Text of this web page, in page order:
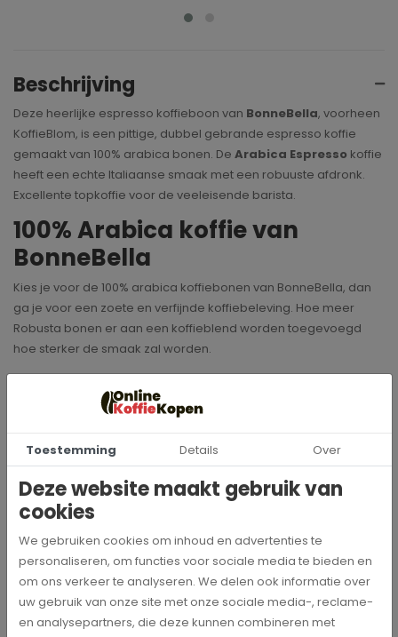
Beschrijving
Deze heerlijke espresso koffieboon van BonneBella, voorheen
KoffieBlom, is een pittige, dubbel gebrande espresso koffie
gemaakt van 100% arabica bonen. De Arabica Espresso koffie
heeft een echte Italiaanse smaak met een robuuste afdronk.
Excellente topkoffie voor de veeleisende barista.
100% Arabica koffie van
BonneBella
Kies je voor de 100% arabica koffiebonen van BonneBella, dan
ga je voor een zoete en verfijnde koffiebeleving. Hoe meer
Robusta bonen er aan een koffieblend worden toegevoegd
hoe sterker de smaak zal worden.
Specificaties
Artikelnummer 097252791729
Merk
Inhoud 250 gr
Intensiteit Krachtig & uitgesproken
Toestemming Details Over
Deze website maakt gebruik van
cookies
We gebruiken cookies om inhoud en advertenties te
personaliseren, om functies voor sociale media te bieden en
om ons verkeer te analyseren. We delen ook informatie over
uw gebruik van onze site met onze sociale media-, reclame-
en analysepartners, die deze kunnen combineren met